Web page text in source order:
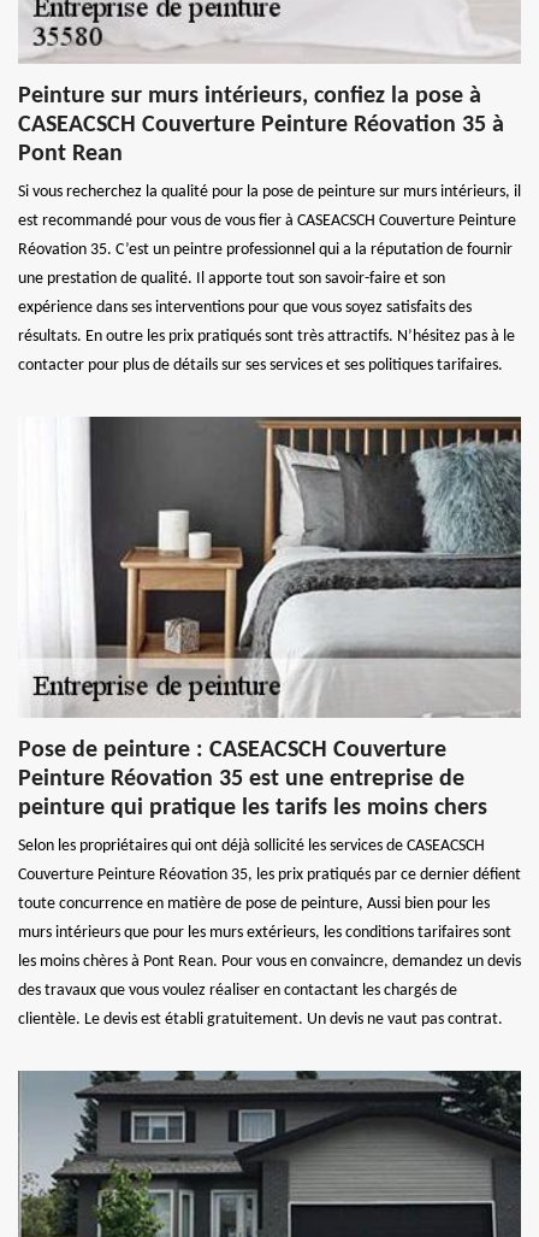
Peinture sur murs intérieurs, confiez la pose à
CASEACSCH Couverture Peinture Réovation 35 à
Pont Rean
Si vous recherchez la qualité pour la pose de peinture sur murs intérieurs, il
est recommandé pour vous de vous fier à CASEACSCH Couverture Peinture
Réovation 35. C’est un peintre professionnel qui a la réputation de fournir
une prestation de qualité. Il apporte tout son savoir-faire et son
expérience dans ses interventions pour que vous soyez satisfaits des
résultats. En outre les prix pratiqués sont très attractifs. N’hésitez pas à le
contacter pour plus de détails sur ses services et ses politiques tarifaires.
Pose de peinture : CASEACSCH Couverture
Peinture Réovation 35 est une entreprise de
peinture qui pratique les tarifs les moins chers
Selon les propriétaires qui ont déjà sollicité les services de CASEACSCH
Couverture Peinture Réovation 35, les prix pratiqués par ce dernier défient
toute concurrence en matière de pose de peinture, Aussi bien pour les
murs intérieurs que pour les murs extérieurs, les conditions tarifaires sont
les moins chères à Pont Rean. Pour vous en convaincre, demandez un devis
des travaux que vous voulez réaliser en contactant les chargés de
clientèle. Le devis est établi gratuitement. Un devis ne vaut pas contrat.